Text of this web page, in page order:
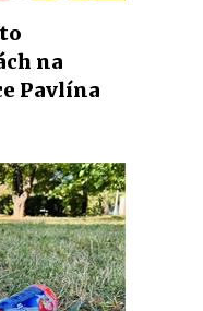
na
Pavlína